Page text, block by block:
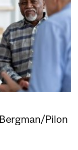
Pilon